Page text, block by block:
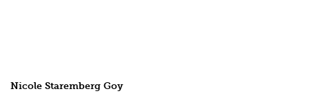
Nicole Staremberg Goy